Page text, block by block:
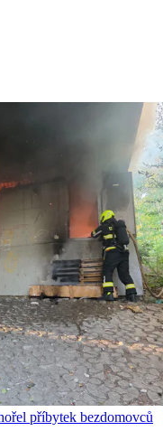
příbytek bezdomovců